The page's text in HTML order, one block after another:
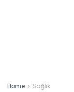
Home Sağlık